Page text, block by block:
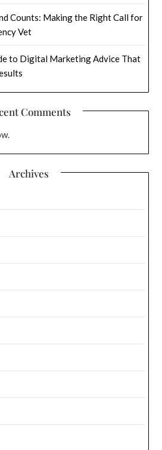
Counts: Making the Right Call for
Vet
to Digital Marketing Advice That
Comments
Archives